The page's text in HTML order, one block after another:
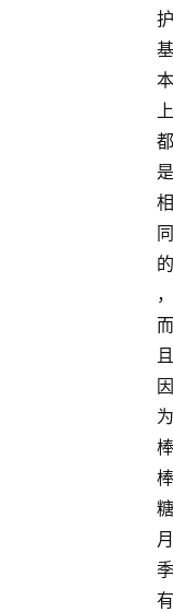
护
基
本
上
都
是
相
同
的
，
而
且
因
为
棒
棒
糖
月
季
有